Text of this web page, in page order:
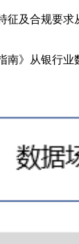
征及合规要
南》从银行